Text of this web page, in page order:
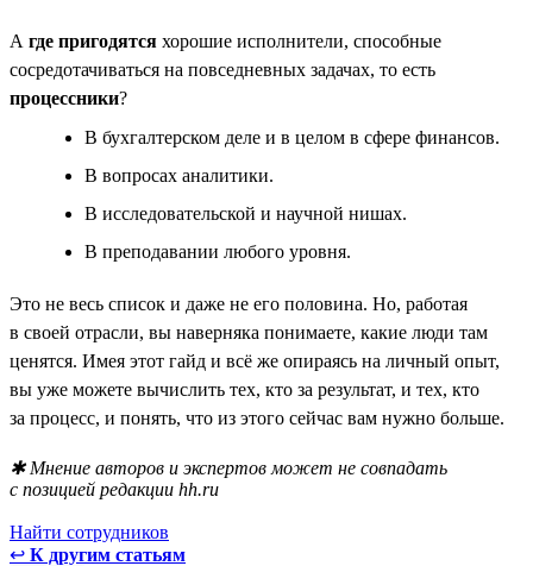
А где пригодятся хорошие исполнители, способные
сосредотачиваться на повседневных задачах, то есть
процессники?
В бухгалтерском деле и в целом в сфере финансов.
В вопросах аналитики.
В исследовательской и научной нишах.
В преподавании любого уровня.
Это не весь список и даже не его половина. Но, работая
в своей отрасли, вы наверняка понимаете, какие люди там
ценятся. Имея этот гайд и всё же опираясь на личный опыт,
вы уже можете вычислить тех, кто за результат, и тех, кто
за процесс, и понять, что из этого сейчас вам нужно больше.
✱ Мнение авторов и экспертов может не совпадать
с позицией редакции hh.ru
Найти сотрудников
↩ К другим статьям